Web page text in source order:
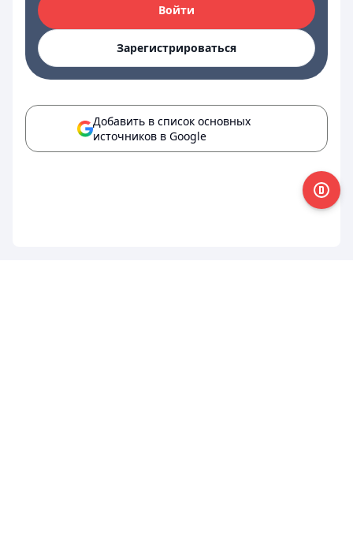
Войти
Зарегистрироваться
Добавить в список основных
источников в Google